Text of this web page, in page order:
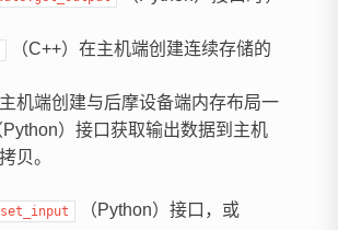
（C++）在主机端创建连续存储的
机端创建与后摩设备端内存布局一
Python）接口获取输出数据到主机
贝。
（Python）接口，或